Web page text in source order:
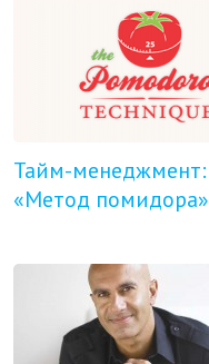
Тайм-менеджмент:
«Метод помидора»